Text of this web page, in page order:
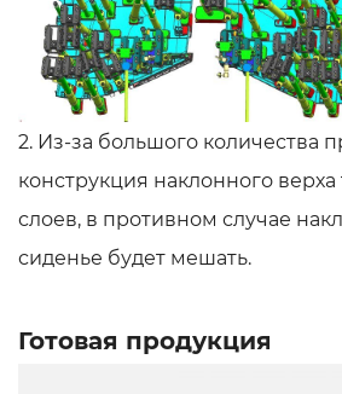
2. Из-за большого количества
конструкция наклонного верха
слоев, в противном случае
сиденье будет мешать.
Готовая продукция